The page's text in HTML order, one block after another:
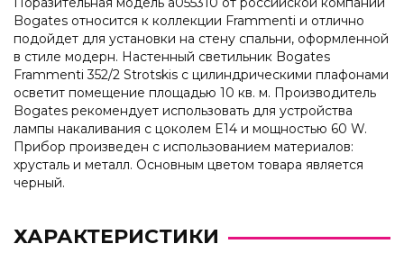
Bogates относится к коллекции Frammenti и отлично
подойдет для установки на стену спальни, оформленной
в стиле модерн. Настенный светильник Bogates
Frammenti 352/2 Strotskis с цилиндрическими плафонами
осветит помещение площадью 10 кв. м. Производитель
Bogates рекомендует использовать для устройства
лампы накаливания с цоколем E14 и мощностью 60 W.
Прибор произведен с использованием материалов:
хрусталь и металл. Основным цветом товара является
черный.
ХАРАКТЕРИСТИКИ